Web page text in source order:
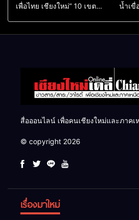
เพื่อไทย เชียงใหม่” 10 เขต
น้ำเขื่
สื่อออนไลน์ เพื่อคนเชียงใหม่และภาคเ
© copyright 2026
เรื่องมาใหม่